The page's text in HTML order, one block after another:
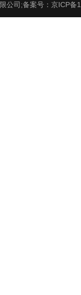
公司;备案号：京ICP备